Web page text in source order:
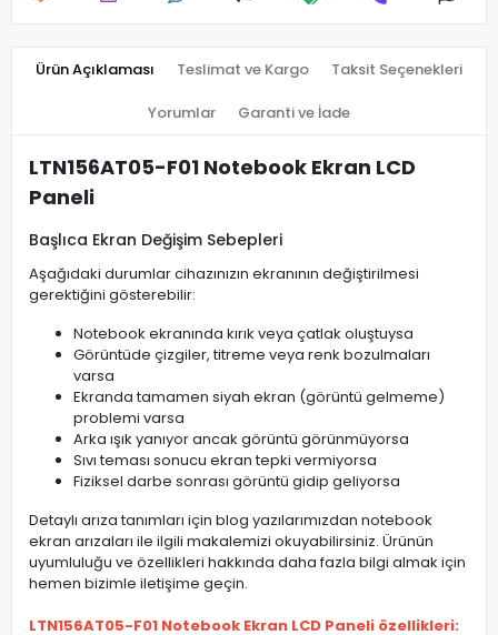
Ürün Açıklaması Teslimat ve Kargo Taksit Seçenekleri
Yorumlar Garanti ve İade
LTN156AT05-F01 Notebook Ekran LCD
Paneli
Başlıca Ekran Değişim Sebepleri
Aşağıdaki durumlar cihazınızın ekranının değiştirilmesi
gerektiğini gösterebilir:
Notebook ekranında kırık veya çatlak oluştuysa
Görüntüde çizgiler, titreme veya renk bozulmaları
varsa
Ekranda tamamen siyah ekran (görüntü gelmeme)
problemi varsa
Arka ışık yanıyor ancak görüntü görünmüyorsa
Sıvı teması sonucu ekran tepki vermiyorsa
Fiziksel darbe sonrası görüntü gidip geliyorsa
Detaylı arıza tanımları için blog yazılarımızdan notebook
ekran arızaları ile ilgili makalemizi okuyabilirsiniz. Ürünün
uyumluluğu ve özellikleri hakkında daha fazla bilgi almak için
hemen bizimle iletişime geçin.
LTN156AT05-F01 Notebook Ekran LCD Paneli özellikleri: